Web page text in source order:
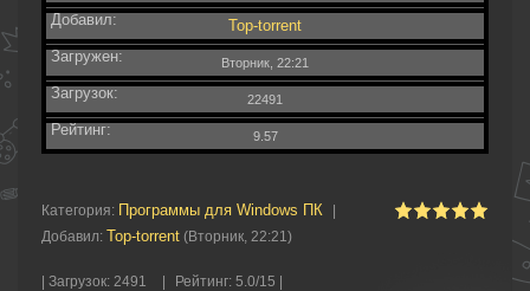
Добавил:
Top-torrent
Загружен:
Вторник, 22:21
Загрузок: 22491
Рейтинг: 9.57
Категория: Программы для Windows ПК
Добавил: Top-torrent (Вторник, 22:21)
Загрузок: 2491 Рейтинг: 5.0/15 |